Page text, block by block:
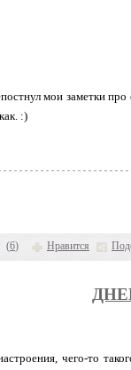
(6) Нравится
мои заметки про
:)
чего-то